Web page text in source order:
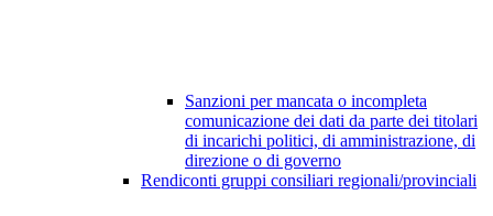
Sanzioni per mancata o incompleta
comunicazione dei dati da parte dei titolari
di incarichi politici, di amministrazione, di
direzione o di governo
Rendiconti gruppi consiliari regionali/provinciali